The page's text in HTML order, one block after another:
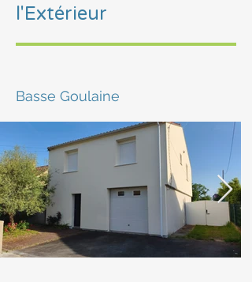
l'Extérieur
Basse Goulaine